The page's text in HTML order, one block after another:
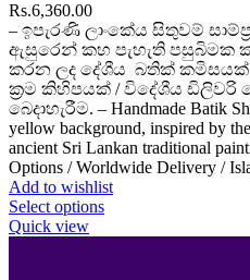
Rs.6,360.00
– ඉපැරණි ලාංකේය සිතුවම්
ඇසුරෙන් කහ පැහැති පසුබිමක
කරන ලද දේශීය බතික් කමිසයක්
ක්‍රම කිහිපයක් / විදේශීය ඩිලිවරි
බෙදාහැරීම. – Handmade Batik
yellow background, inspired by
ancient Sri Lankan traditional
Options / Worldwide Delivery /
Add to wishlist
Select options
Quick view